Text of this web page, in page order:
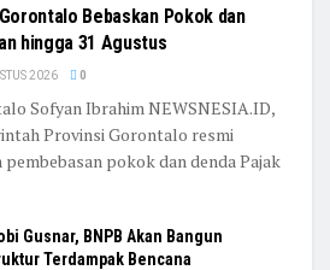
Bebaskan Pokok dan
hingga 31 Agustus
2026 0
Sofyan Ibrahim NEWSNESIA.ID,
Provinsi Gorontalo resmi
pokok dan denda Pajak
Gusnar, BNPB Akan Bangun
Terdampak Bencana